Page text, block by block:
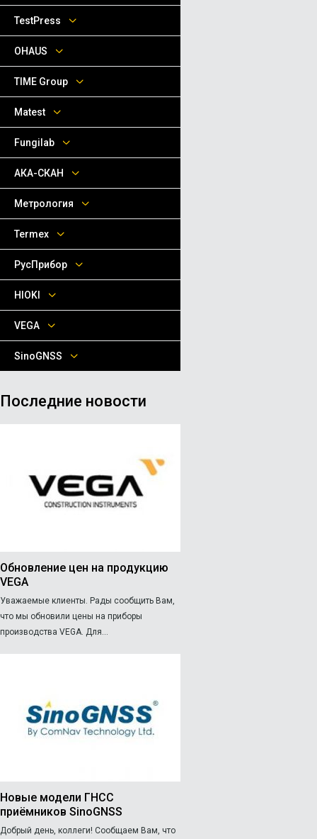
TestPress
OHAUS
TIME Group
Matest
Fungilab
АКА-СКАН
Метрология
Termex
РусПрибор
HIOKI
VEGA
SinoGNSS
Последние новости
Обновление цен на продукцию
VEGA
Уважаемые клиенты. Рады сообщить Вам,
что мы обновили цены на приборы
производства VEGA. Для...
Новые модели ГНСС
приёмников SinoGNSS
Добрый день, коллеги! Сообщаем Вам, что